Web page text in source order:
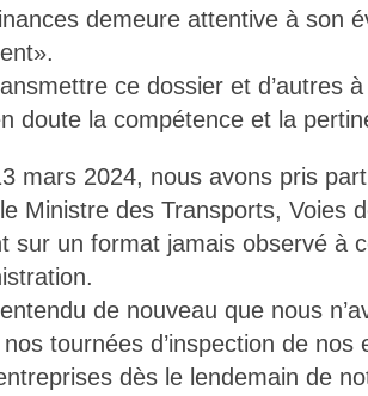
demeure attentive à son
ce dossier et d’autres
doute la compétence et la
mars 2024, nous avons pris
Ministre des Transports, Voies
sur un format jamais observé à
de nouveau que nous
tournées d’inspection de nos
dès le lendemain de